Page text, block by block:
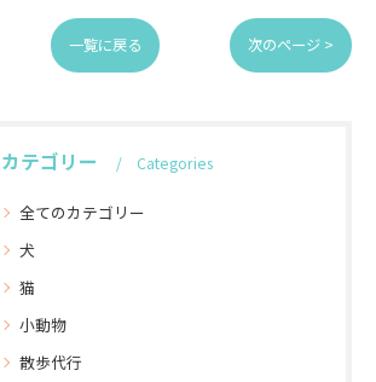
一覧に戻る 次のページ >
カテゴリー Categories
全てのカテゴリー
犬
猫
小動物
散歩代行